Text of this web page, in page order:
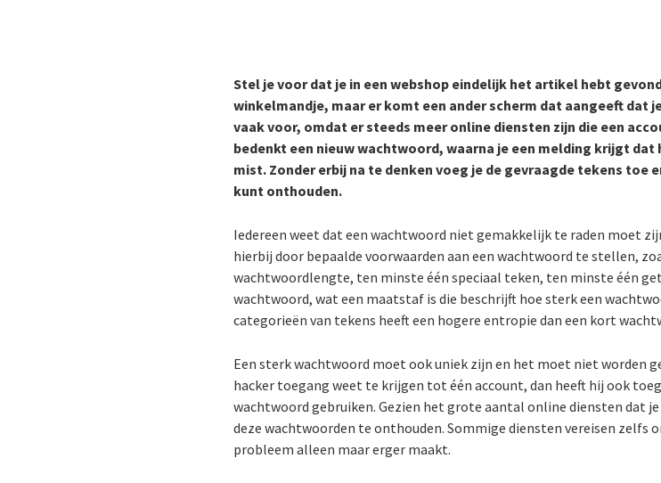
Stel je voor dat je in een webshop eindelijk het artikel hebt
winkelmandje, maar er komt een ander scherm dat aangeeft dat
vaak voor, omdat er steeds meer online diensten zijn die een
bedenkt een nieuw wachtwoord, waarna je een melding krijgt
mist. Zonder erbij na te denken voeg je de gevraagde tekens toe
kunt onthouden.
Iedereen weet dat een wachtwoord niet gemakkelijk te raden moet
hierbij door bepaalde voorwaarden aan een wachtwoord te stellen,
wachtwoordlengte, ten minste één speciaal teken, ten minste één
wachtwoord, wat een maatstaf is die beschrijft hoe sterk een
categorieën van tekens heeft een hogere entropie dan een kort
Een sterk wachtwoord moet ook uniek zijn en het moet niet worden
hacker toegang weet te krijgen tot één account, dan heeft hij ook
wachtwoord gebruiken. Gezien het grote aantal online diensten dat
deze wachtwoorden te onthouden. Sommige diensten vereisen zelfs
probleem alleen maar erger maakt.